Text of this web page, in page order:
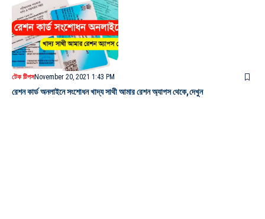
টেক টিপসNovember 20, 2021 1:43 PM
রেশন কার্ড অনলাইনে সংশোধন খাদ্য সাথী আমার রেশন অ্যাপস থেকে,দেখুন